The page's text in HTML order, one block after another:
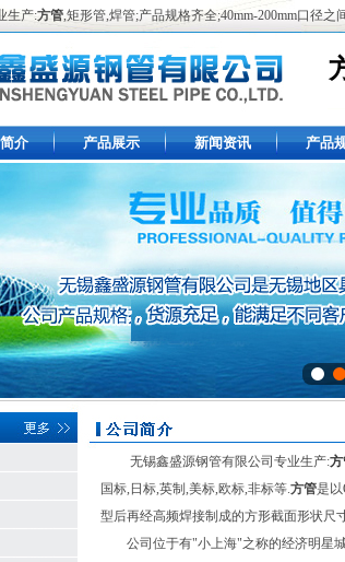
生产:方管,矩形管,焊管;产品规格齐全;40mm-200mm口径之
介 产品展示 新闻资讯 产品
无锡鑫盛源钢管有限公司专业生产:方
国标,日标,英制,美标,欧标,非标等.方管是以
型后再经高频焊接制成的方形截面形状尺
公司位于有"小上海"之称的经济明星城